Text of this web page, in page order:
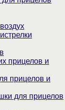
прицелов и
прицелов и
для прицелов